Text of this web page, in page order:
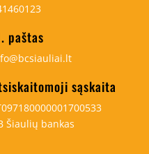
paštas
sąskaita
Šiaulių bankas